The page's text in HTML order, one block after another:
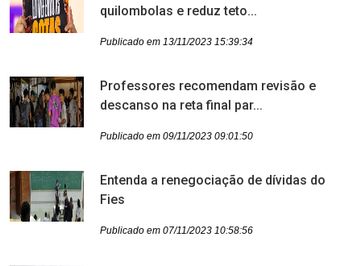
quilombolas e reduz teto...
Publicado em 13/11/2023 15:39:34
Professores recomendam revisão e
descanso na reta final par...
Publicado em 09/11/2023 09:01:50
Entenda a renegociação de dívidas do
Fies
Publicado em 07/11/2023 10:58:56